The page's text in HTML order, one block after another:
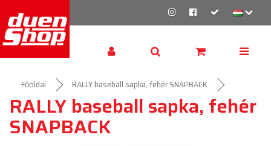
Főoldal RALLY baseball sapka, fehér SNAPBACK
RALLY baseball sapka, fehér
SNAPBACK